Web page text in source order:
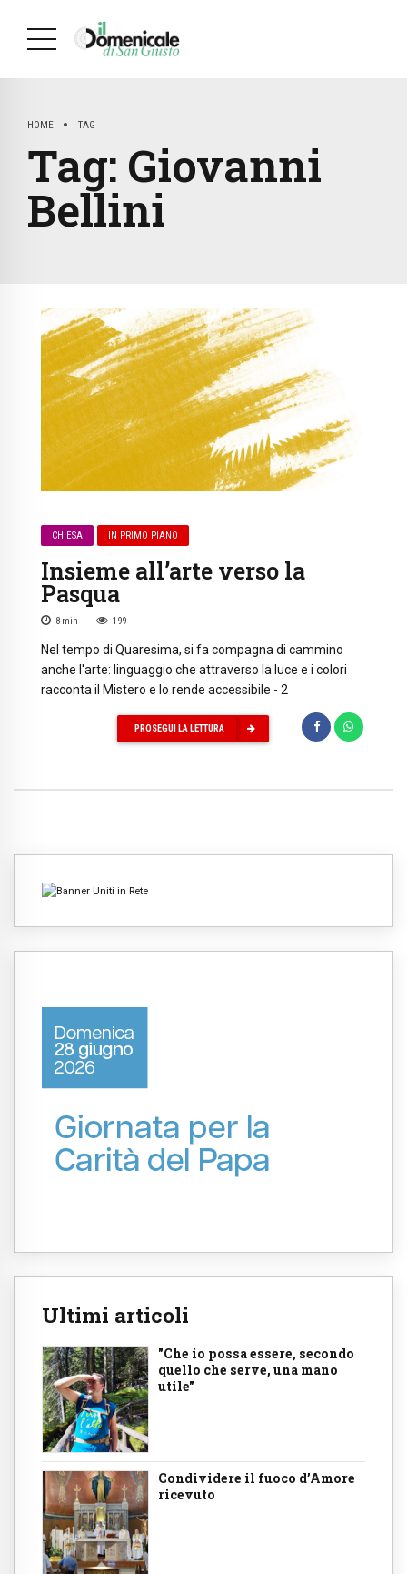
HOME TAG
Tag: Giovanni
Bellini
CHIESA IN PRIMO PIANO
Insieme all’arte verso la
Pasqua
8 min 199
Nel tempo di Quaresima, si fa compagna di cammino
anche l'arte: linguaggio che attraverso la luce e i colori
racconta il Mistero e lo rende accessibile - 2
PROSEGUI LA LETTURA
Ultimi articoli
"Che io possa essere, secondo
quello che serve, una mano
utile"
Condividere il fuoco d’Amore
ricevuto